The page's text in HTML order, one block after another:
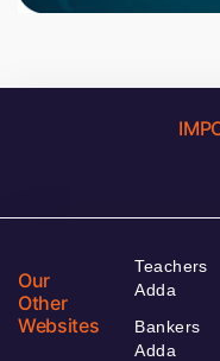
Our
Other
Websites
Teachers
Adda
Bankers
Adda